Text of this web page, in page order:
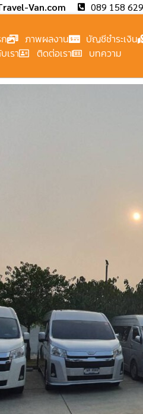
Van.com 089 158
ภาพผลงาน บัญชีชำระเงิน
เรา
ติดต่อเรา บทความ